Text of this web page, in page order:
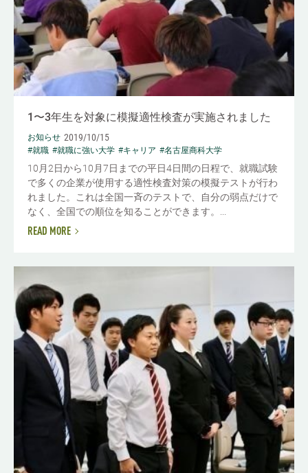
1〜3年生を対象に模擬適性検査が実施されました
お知らせ 2019/10/15
#就職 #就職に強い大学 #キャリア #名古屋商科大学
10月2日から10月7日までの平日4日間の日程で、就職試験
で多くの企業が使用する適性検査対策の模擬テストが行わ
れました。これは全国一斉のテストで、自分の弱点だけで
なく、全国での順位を知ることができます。...
READ MORE